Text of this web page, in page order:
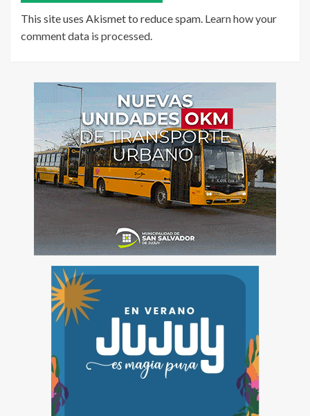
This site uses Akismet to reduce spam. Learn how your
comment data is processed.